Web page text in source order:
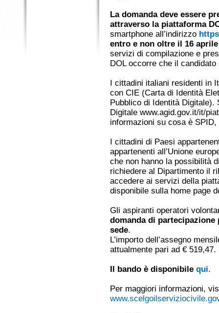
La domanda deve essere
attraverso la piattaforma
smartphone all’indirizzo
entro e non oltre il 16 aprile
servizi di compilazione e
DOL occorre che il
I cittadini italiani residenti in
con CIE (Carta di Identità
Pubblico di Identità Digitale).
Digitale www.agid.gov.it/it/
informazioni su cosa è
I cittadini di Paesi
appartenenti all’Unione
che non hanno la possibilità
richiedere al Dipartimento il
accedere ai servizi della
disponibile sulla home page
Gli aspiranti operatori
domanda di partecipazione
sede.
L’importo dell’assegno
attualmente pari ad € 519,47.
Il bando è disponibile qui.
Per maggiori informazioni,